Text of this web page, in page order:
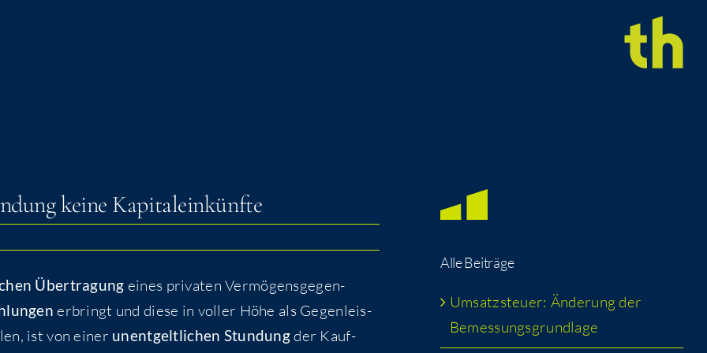
kei­ne Kapitaleinkünfte
Über­tra­gung eines pri­va­ten Ver­mö­gens­ge­gen­
erbringt und die­se in vol­ler Höhe als Gegen­leis­
ist von einer unent­gelt­li­chen Stun­dungder Kauf­
Alle Bei­trä­ge
Umsatz­steu­er: Ände­rung der
Bemessungsgrundlage